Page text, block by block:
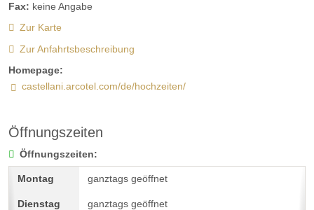
Fax: keine Angabe
Zur Karte
Zur Anfahrtsbeschreibung
Homepage:
castellani.arcotel.com/de/hochzeiten/
Öffnungszeiten
Öffnungszeiten:
ganztags geöffnet
ganztags geöffnet